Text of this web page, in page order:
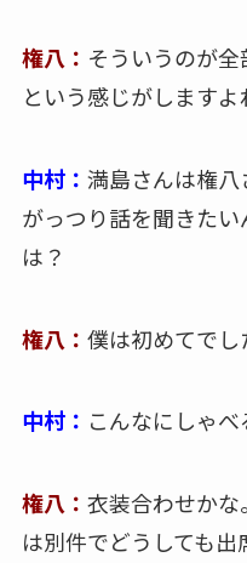
権八： そういうのが
という感じがしますよ
中村： 満島さんは権八
がっつり話を聞きた
は？
権八： 僕は初めてでし
中村： こんなにしゃべ
権八： 衣装合わせか
は別件でどうしても